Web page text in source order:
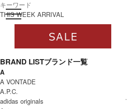
toggle navigation
ログイン
すべて
WOMEN
WOMEN ALL ITEM
/ ワンピース
THIS WEEK ARRIVAL
BRAND LISTブランド一覧
A
A VONTADE
A.P.C.
adidas originals